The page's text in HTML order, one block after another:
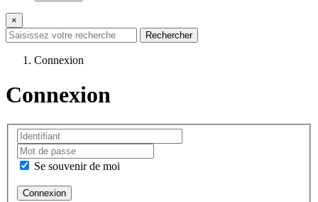
×
Connexion
Connexion
Se souvenir de moi